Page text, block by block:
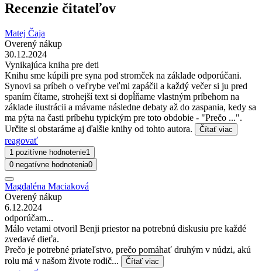
Recenzie čitateľov
Matej Čaja
Overený nákup
30.12.2024
Vynikajúca kniha pre deti
Knihu sme kúpili pre syna pod stromček na základe odporúčani.
Synovi sa príbeh o veľrybe veľmi zapáčil a každý večer si ju pred
spaním čítame, strohejší text si dopĺňame vlastným príbehom na
základe ilustrácii a mávame následne debaty až do zaspania, kedy sa
ma pýta na časti príbehu typickým pre toto obdobie - "Prečo ...".
Určite si obstaráme aj ďalšie knihy od tohto autora.
Čítať viac
reagovať
1 pozitívne hodnotenie1
0 negatívne hodnotenia0
Magdaléna Maciaková
Overený nákup
6.12.2024
odporúčam...
Málo vetami otvoril Benji priestor na potrebnú diskusiu pre každé
zvedavé dieťa.
Prečo je potrebné priateľstvo, prečo pomáhať druhým v núdzi, akú
rolu má v našom živote rodič...
Čítať viac